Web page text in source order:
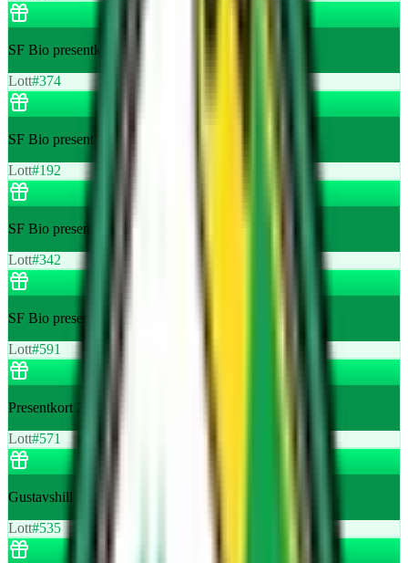
SF Bio presentkort 200 kr från Röranalys
Lott#374
SF Bio presentkort 200 kr från Röranalys
Lott#192
SF Bio presentkort 200 kr från Röranalys
Lott#342
SF Bio presentkort 200 kr från Röranalys
Lott#591
Presentkort 200 kr ny second hand butik Stenhamra
Lott#571
Gustavshill 1 st pelargon
Lott#535